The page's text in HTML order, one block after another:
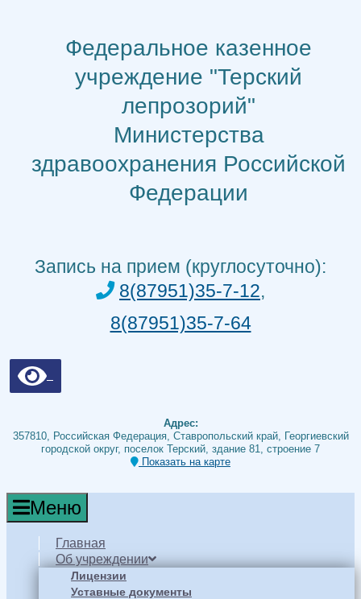
содержимомуФедеральное казенное
учреждение "Терский
лепрозорий"
Министерства
здравоохранения Российской
Федерации
Запись на прием (круглосуточно):
8(87951)35-7-12,
8(87951)35-7-64
Адрес:
357810, Российская Федерация, Ставропольский край, Георгиевский
городской округ, поселок Терский, здание 81, строение 7
Показать на карте
Меню
Главная
Об учреждении
Лицензии
Уставные документы